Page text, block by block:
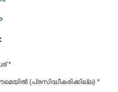
*
(പ്രസിദ്ധീകരിക്കില്ല) *